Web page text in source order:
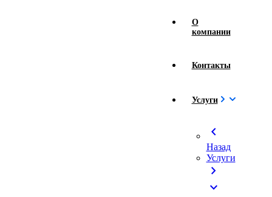
О
компании
Контакты
Услуги
chevron_left
Назад
Услуги
chevron_right
expand_more